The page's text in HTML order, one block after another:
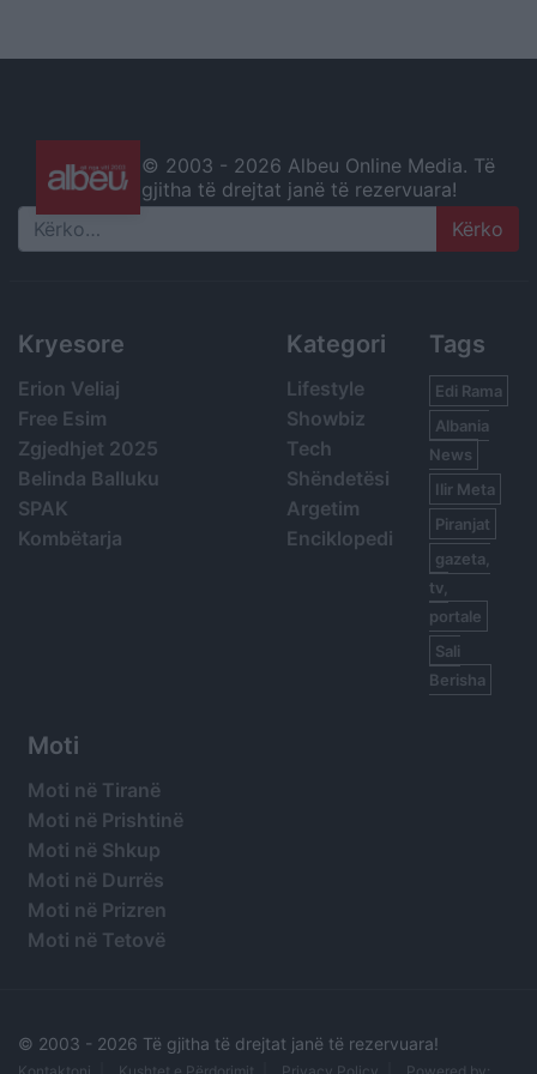
© 2003 - 2026 Albeu Online Media. Të
gjitha të drejtat janë të rezervuara!
Search
Kryesore
Erion Veliaj
Free Esim
Zgjedhjet 2025
Belinda Balluku
SPAK
Kombëtarja
Kategori
Lifestyle
Showbiz
Tech
Shëndetësi
Argetim
Enciklopedi
Tags
Edi Rama
Albania
News
Ilir Meta
Piranjat
gazeta,
tv,
portale
Sali
Berisha
Moti
Moti në Tiranë
Moti në Prishtinë
Moti në Shkup
Moti në Durrës
Moti në Prizren
Moti në Tetovë
© 2003 - 2026 Të gjitha të drejtat janë të rezervuara!